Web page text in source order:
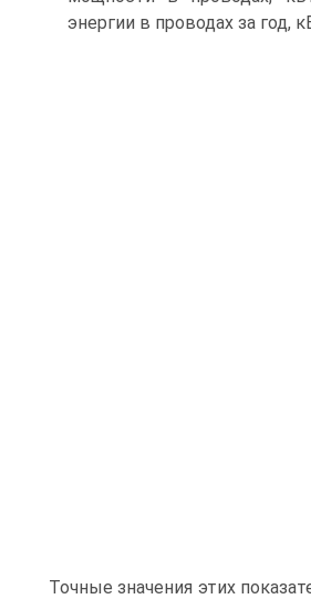
энергии в проводах за год,
Точные значения этих